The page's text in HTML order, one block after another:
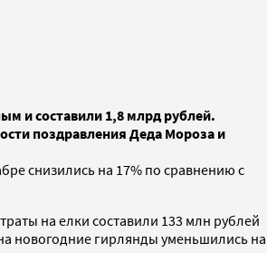
и составили 1,8 млрд рублей.
поздравления Деда Мороза и
снизились на 17% по сравнению с
на елки составили 133 млн рублей
новогодние гирлянды уменьшились на